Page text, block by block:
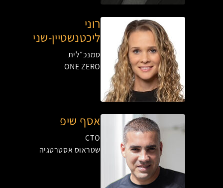
רוני
ליכטנשטיין-שני
סמנכ״לית
ONE ZERO
אסף שיפ
CTO
שטראוס אסטרטגיה